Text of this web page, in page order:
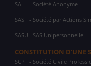
SA - Société Anonyme
SAS - Société par Actions
SASU - SAS Unipersonnelle
CONSTITUTION D'UNE
SCP - Société Civile